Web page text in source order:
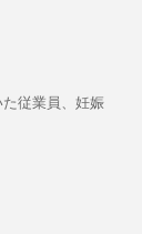
従業員、妊娠